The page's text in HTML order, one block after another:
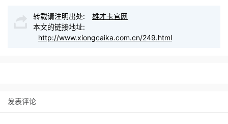
转载请注明出处:
雄才卡官网
本文的链接地址:
http://www.xiongcaika.com.cn/249.html
发表评论